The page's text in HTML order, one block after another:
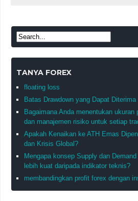
TANYA FOREX
floating loss
Batas Drawdown yang Dapat Diterima
Bagaimana Anda menentukan
dan manajemen risiko untuk setiap
Apakah Kenaikan ke ATH Emas
dan Krisis Global?
Mengapa konsep Supply dan
lebih kuat daripada indikator teknis?
membandingkan profit forex dengan